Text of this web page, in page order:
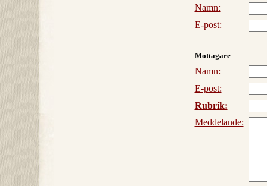
Namn:
E-post:
Mottagare
Namn:
E-post:
Rubrik:
Meddelande: